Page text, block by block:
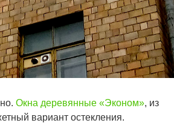
Окна деревянные «Эконом», из
вариант остекления.